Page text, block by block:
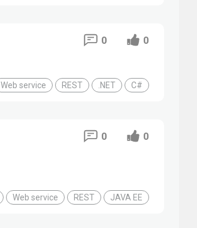
Web service REST .NET C#
0 0
Web service REST JAVA EE
0 0